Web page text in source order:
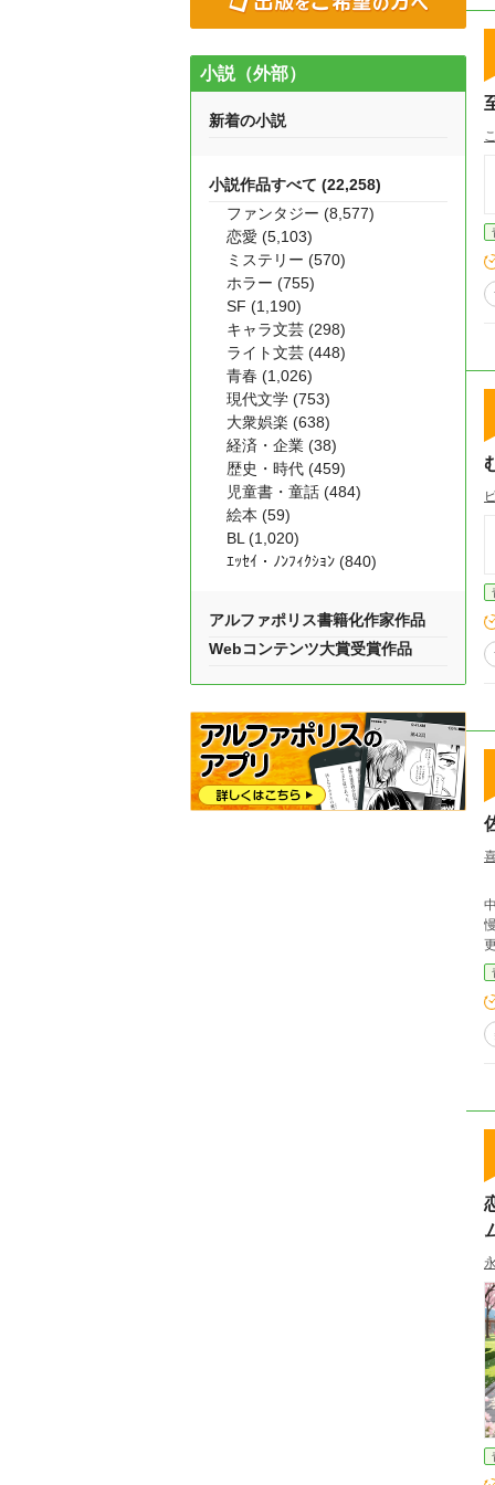
小説（外部）
新着の小説
小説作品すべて (22,258)
ファンタジー (8,577)
恋愛 (5,103)
ミステリー (570)
ホラー (755)
SF (1,190)
キャラ文芸 (298)
ライト文芸 (448)
青春 (1,026)
現代文学 (753)
大衆娯楽 (638)
経済・企業 (38)
歴史・時代 (459)
児童書・童話 (484)
絵本 (59)
BL (1,020)
ｴｯｾｲ・ﾉﾝﾌｨｸｼｮﾝ (840)
アルファポリス書籍化作家作品
Webコンテンツ大賞受賞作品